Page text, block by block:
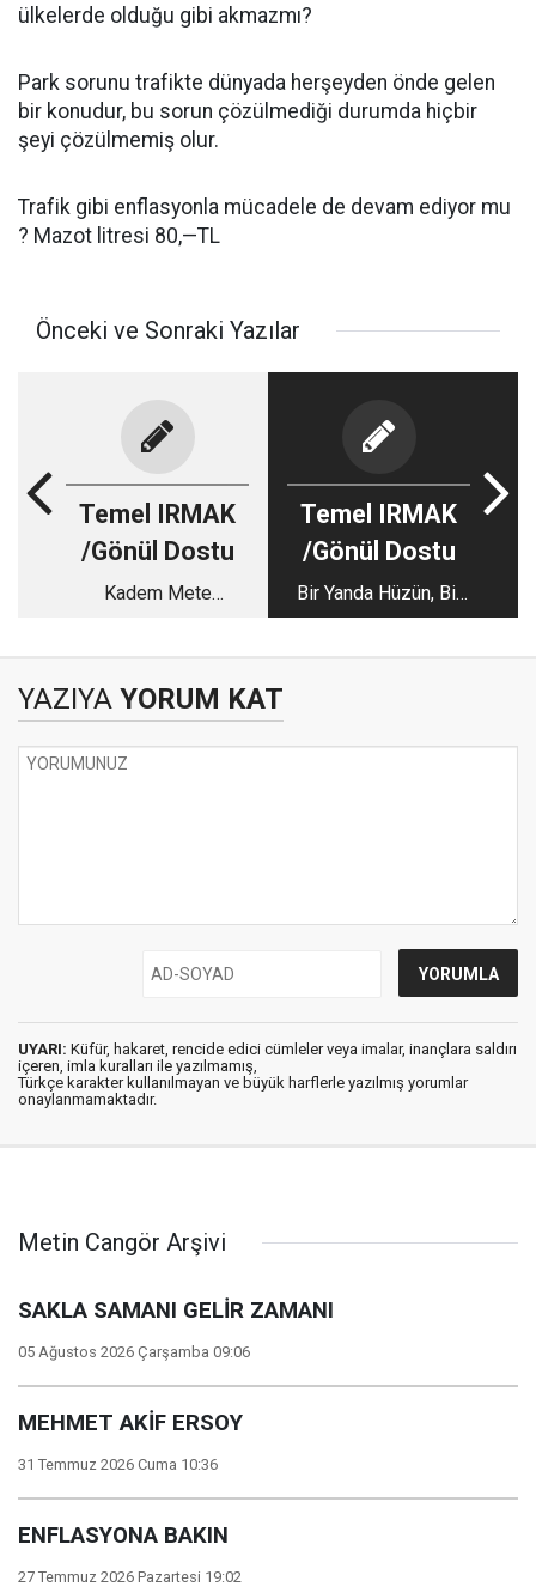
ülkelerde olduğu gibi akmazmı?
Park sorunu trafikte dünyada herşeyden önde gelen
bir konudur, bu sorun çözülmediği durumda hiçbir
şeyi çözülmemiş olur.
Trafik gibi enflasyonla mücadele de devam ediyor mu
? Mazot litresi 80,—TL
Önceki ve Sonraki Yazılar
Temel IRMAK
/Gönül Dostu
Kadem Mete
Yenilenmesine
Temel IRMAK
/Gönül Dostu
Bir Yanda Hüzün, Bir
Yanda Sevinç…
YAZIYA YORUM KAT
UYARI: Küfür, hakaret, rencide edici cümleler veya imalar, inançlara saldırı
içeren, imla kuralları ile yazılmamış,
Türkçe karakter kullanılmayan ve büyük harflerle yazılmış yorumlar
onaylanmamaktadır.
Metin Cangör Arşivi
SAKLA SAMANI GELİR ZAMANI
05 Ağustos 2026 Çarşamba 09:06
MEHMET AKİF ERSOY
31 Temmuz 2026 Cuma 10:36
ENFLASYONA BAKIN
27 Temmuz 2026 Pazartesi 19:02